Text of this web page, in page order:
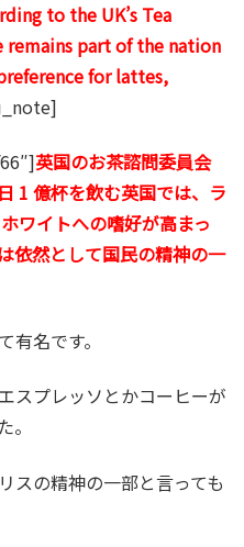
to the UK’s Tea
remains part of the nation
for lattes,
英国のお茶諮問委員会
1 億杯を飲む英国では、ラ
ワイトへの嗜好が高まっ
依然として国民の精神の一
名です。
スプレッソとかコーヒーが
スの精神の一部と言っても